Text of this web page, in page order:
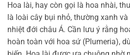
Hoa lài, hay còn gọi là hoa nhài,
là loài cây bụi nhỏ, thường xanh
nhiệt đới châu Á. Cần lưu ý rằng
hoàn toàn với hoa sứ (Plumeria),